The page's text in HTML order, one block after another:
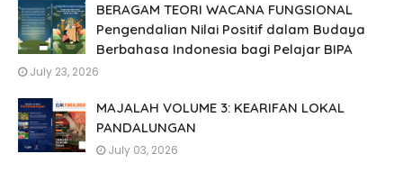
BERAGAM TEORI WACANA FUNGSIONAL
Pengendalian Nilai Positif dalam Budaya
Berbahasa Indonesia bagi Pelajar BIPA
July 23, 2026
MAJALAH VOLUME 3: KEARIFAN LOKAL
PANDALUNGAN
July 03, 2026